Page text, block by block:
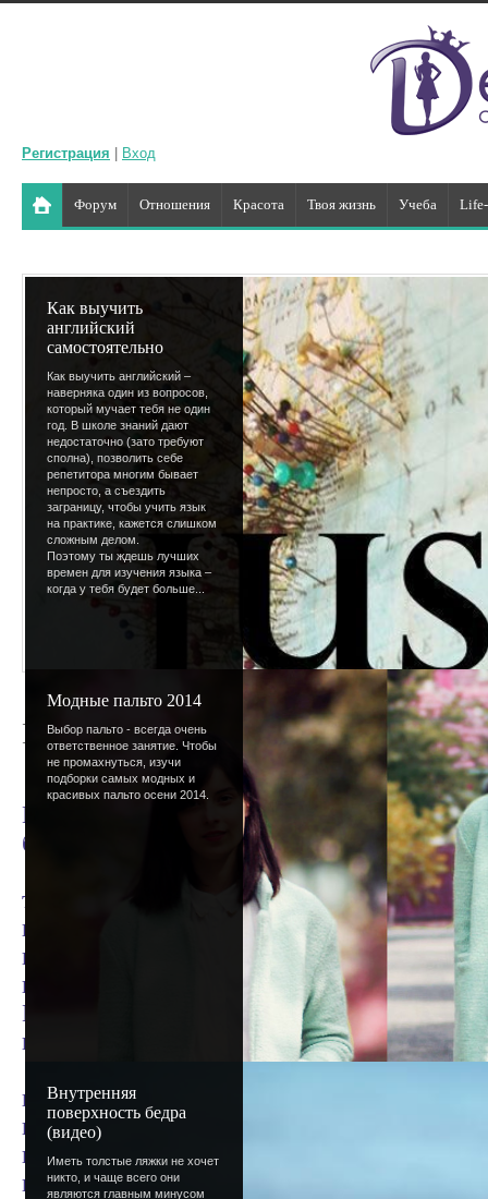
Регистрация Вход
Форум Отношения Красота Твоя жизнь Учеба
Как выучить
английский
самостоятельно
Как выучить английский –
наверняка один из вопросов,
который мучает тебя не один
год. В школе знаний дают
недостаточно (зато требуют
сполна), позволить себе
репетитора многим бывает
непросто, а съездить
заграницу, чтобы учить язык
на практике, кажется слишком
сложным делом.
Поэтому ты ждешь лучших
времен для изучения языка –
когда у тебя будет больше...
Модные пальто 2014
Выбор пальто - всегда очень
ответственное занятие. Чтобы
не промахнуться, изучи
подборки самых модных и
красивых пальто осени 2014.
Внутренняя
поверхность бедра
(видео)
Иметь толстые ляжки не хочет
никто, и чаще всего они
являются главным минусом
Весна со всеми вытекающими
Вы заметили, что наступила настоящая
Птички, цветочки, бабочки. Ну, с
будут!
А еще вчера короновали Дмитрия
теперь он - наш президент. Придется
в школе, часики, календарики,
премьер-министр. Не знаю как вам, а мне
имя учить... ;) И вообще, сколько себя
Путин, так что осознать трудно. Ну,
не особо.
И еще, по поводу обновлений: я
нет. Вот сейчас в другом городе, пишу от
потому что я сунула им журнал), потом в
вытягивать, так что времени совсем нет.
первые десять дней лета. Кстати, я все